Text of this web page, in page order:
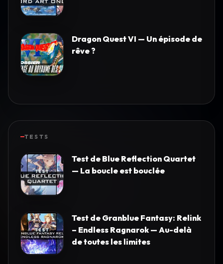
Dragon Quest VI — Un épisode de
rêve ?
TESTS
Test de Blue Reflection Quartet
— La boucle est bouclée
Test de Granblue Fantasy: Relink
– Endless Ragnarok — Au-delà
de toutes les limites